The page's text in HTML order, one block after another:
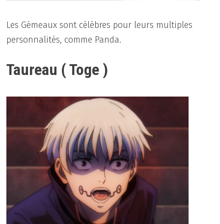
Les Gémeaux sont célèbres pour leurs multiples
personnalités, comme Panda.
Taureau ( Toge )